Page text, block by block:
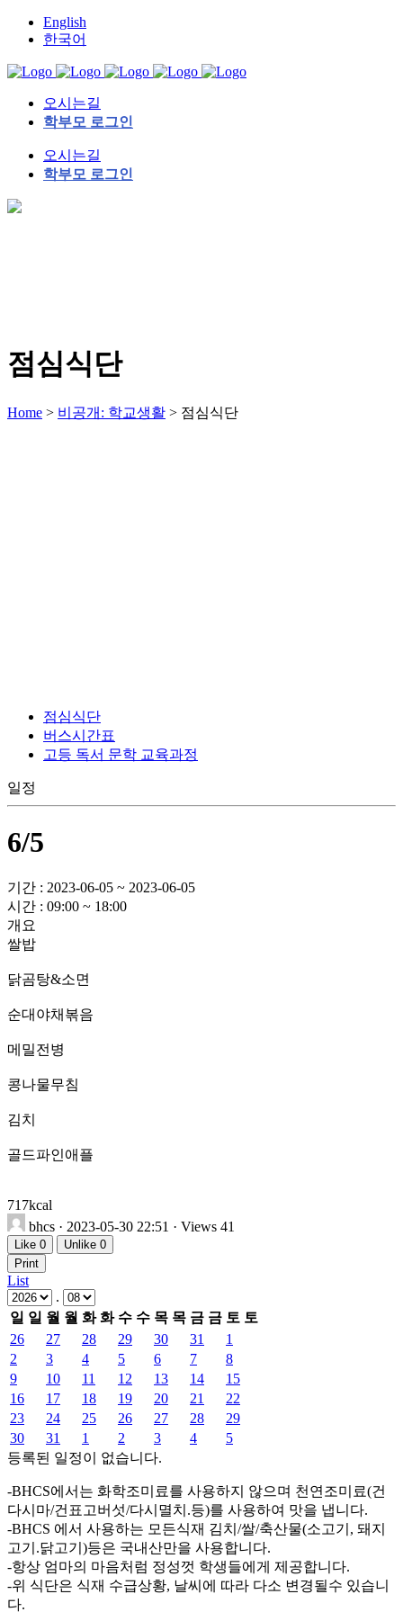
English
한국어
오시는길
학부모 로그인
오시는길
학부모 로그인
점심식단
Home > 비공개: 학교생활 > 점심식단
점심식단
버스시간표
고등 독서 문학 교육과정
일정
6/5
기간 : 2023-06-05 ~ 2023-06-05
시간 : 09:00 ~ 18:00
개요
쌀밥
닭곰탕&소면
순대야채볶음
메밀전병
콩나물무침
김치
골드파인애플
717kcal
bhcs · 2023-05-30 22:51 · Views 41
Like 0 Unlike 0
Print
List
.
일 일 월 월 화 화 수 수 목 목 금 금 토 토
26
27 28 29 30 31
1
2
3 4 5 6 7
8
9
10 11 12 13 14
15
16
17 18 19 20 21
22
23
24 25 26 27 28
29
30
31 1 2 3 4
5
등록된 일정이 없습니다.
-BHCS에서는 화학조미료를 사용하지 않으며 천연조미료(건
다시마/건표고버섯/다시멸치.등)를 사용하여 맛을 냅니다.
-BHCS 에서 사용하는 모든식재 김치/쌀/축산물(소고기, 돼지
고기.닭고기)등은 국내산만을 사용합니다.
-항상 엄마의 마음처럼 정성껏 학생들에게 제공합니다.
-위 식단은 식재 수급상황, 날씨에 따라 다소 변경될수 있습니
다.